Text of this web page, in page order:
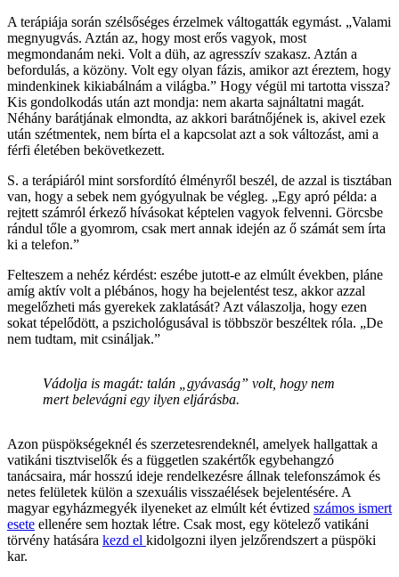
A terápiája során szélsőséges érzelmek váltogatták egymást. „Valami
megnyugvás. Aztán az, hogy most erős vagyok, most
megmondanám neki. Volt a düh, az agresszív szakasz. Aztán a
befordulás, a közöny. Volt egy olyan fázis, amikor azt éreztem, hogy
mindenkinek kikiabálnám a világba.” Hogy végül mi tartotta vissza?
Kis gondolkodás után azt mondja: nem akarta sajnáltatni magát.
Néhány barátjának elmondta, az akkori barátnőjének is, akivel ezek
után szétmentek, nem bírta el a kapcsolat azt a sok változást, ami a
férfi életében bekövetkezett.
S. a terápiáról mint sorsfordító élményről beszél, de azzal is tisztában
van, hogy a sebek nem gyógyulnak be végleg. „Egy apró példa: a
rejtett számról érkező hívásokat képtelen vagyok felvenni. Görcsbe
rándul tőle a gyomrom, csak mert annak idején az ő számát sem írta
ki a telefon.”
Felteszem a nehéz kérdést: eszébe jutott-e az elmúlt években, pláne
amíg aktív volt a plébános, hogy ha bejelentést tesz, akkor azzal
megelőzheti más gyerekek zaklatását? Azt válaszolja, hogy ezen
sokat tépelődött, a pszichológusával is többször beszéltek róla. „De
nem tudtam, mit csináljak.”
Vádolja is magát: talán „gyávaság” volt, hogy nem
mert belevágni egy ilyen eljárásba.
Azon püspökségeknél és szerzetesrendeknél, amelyek hallgattak a
vatikáni tisztviselők és a független szakértők egybehangzó
tanácsaira, már hosszú ideje rendelkezésre állnak telefonszámok és
netes felületek külön a szexuális visszaélések bejelentésére. A
magyar egyházmegyék ilyeneket az elmúlt két évtized számos ismert
esete ellenére sem hoztak létre. Csak most, egy kötelező vatikáni
törvény hatására kezd el kidolgozni ilyen jelzőrendszert a püspöki
kar.